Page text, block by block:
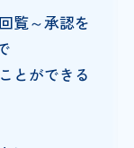
覧～承認を
とができる